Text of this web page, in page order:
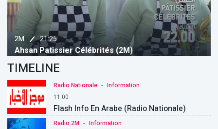
2M 21:25
Ahsan Patissier Célébrités (2M)
TIMELINE
Radio Nationale - Information
11:00
Flash Info En Arabe (Radio Nationale)
Radio 2M - Information